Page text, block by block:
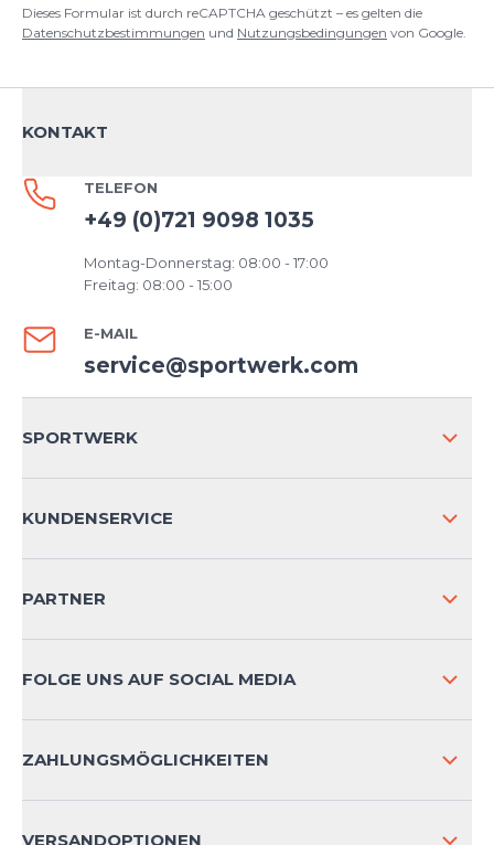
Dieses Formular ist durch reCAPTCHA geschützt – es gelten die
Datenschutzbestimmungen und Nutzungsbedingungen von Google.
KONTAKT
TELEFON
+49 (0)721 9098 1035
Montag-Donnerstag: 08:00 - 17:00
Freitag: 08:00 - 15:00
E-MAIL
service@sportwerk.com
SPORTWERK
KUNDENSERVICE
KONTAKT
PRODUKTSICHERHEIT
PARTNER
FOLGE UNS AUF SOCIAL MEDIA
ZAHLUNGSMÖGLICHKEITEN
VERSANDOPTIONEN